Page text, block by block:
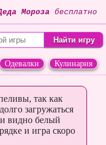
Мороза бесплатно
Одевалки
Кулинария
так как
загружаться
видно белый
и игра скоро